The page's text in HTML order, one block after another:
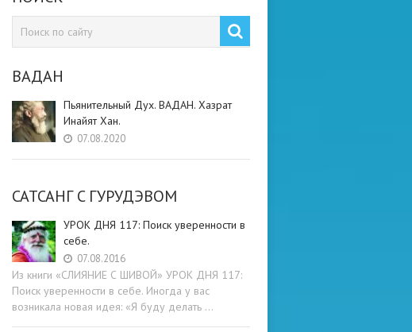
ВАДАН
Пьянительный Дух. ВАДАН. Хазрат
Инайят Хан.
07.08.2020
САТСАНГ C ГУРУДЭВОМ
УРОК ДНЯ 117: Поиск уверенности в
себе.
07.08.2016
Из книги «СЛИЯНИЕ С ШИВОЙ» УРОК ДНЯ 117:
Поиск уверенности в себе. Иногда у вас
возникала новая идея: «Я буду делать …